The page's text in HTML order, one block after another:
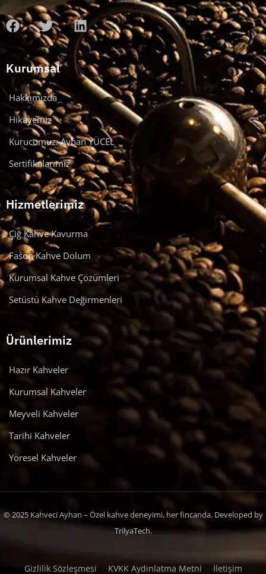
Kurumsal
Hakkımızda
Hikayemiz
Kurucumuz: Ayhan YÜCEL
Sertifikalarımız
Hizmetlerimiz
Çiğ Kahve Kavurma
Fason Kahve Dolum
Kurumsal Kahve Çözümleri
Setüstü Kahve Değirmenleri
Ürünlerimiz
Hazır Kahveler
Kurumsal Kahveler
Meyveli Kahveler
Tarihi Kahveler
Yöresel Kahveler
© 2025 Kahveci Ayhan – Özel kahve deneyimi, her fincanda. Developed by
TrilyaTech.
Gizlilik Sözleşmesi KVKK Aydınlatma Metni İletişim